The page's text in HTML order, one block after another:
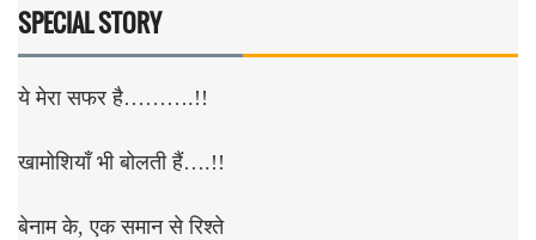
SPECIAL STORY
ये मेरा सफर है……….!!
खामोशियाँ भी बोलती हैं….!!
बेनाम के, एक समान से रिश्ते